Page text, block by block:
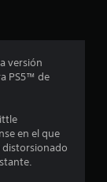
o
d
versión
PS5™ de
en el que